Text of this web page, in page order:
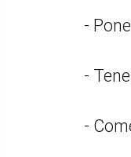
-
-
-